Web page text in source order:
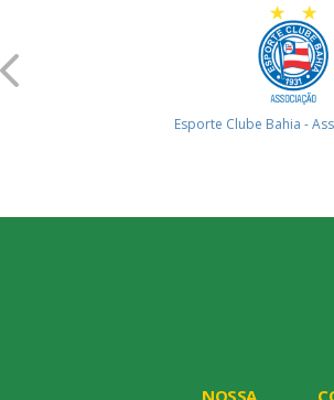
Esporte Clube Bahia -
NOSSA